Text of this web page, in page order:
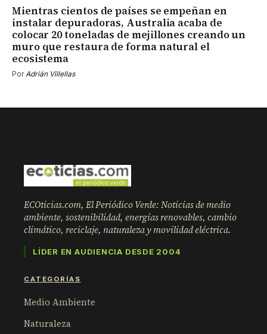
Mientras cientos de países se empeñan en
instalar depuradoras, Australia acaba de
colocar 20 toneladas de mejillones creando un
muro que restaura de forma natural el
ecosistema
PorAdrián Villellas
ECOticias.com, El Periódico Verde: Noticias de medio
ambiente, sostenibilidad, energías renovables, cambio
climático, reciclaje, naturaleza y movilidad eléctrica.
LÍDER EN AUDIENCIA DESDE 2004
CATEGORÍAS
Medio Ambiente
Naturaleza